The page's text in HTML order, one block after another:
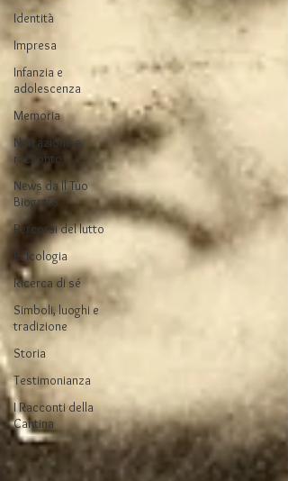
Identità
Impresa
Infanzia e
adolescenza
Memoria
Narrazione e
racconto
News da Il Tuo
Biografo
Percorsi del lutto
Psicologia
Ricerca di sé
Simboli, luoghi e
tradizione
Storia
Testimonianza
I Racconti della
Cantina